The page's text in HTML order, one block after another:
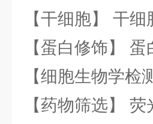
【干细胞】 干
【蛋白修饰】
【细胞生物学
【药物筛选】